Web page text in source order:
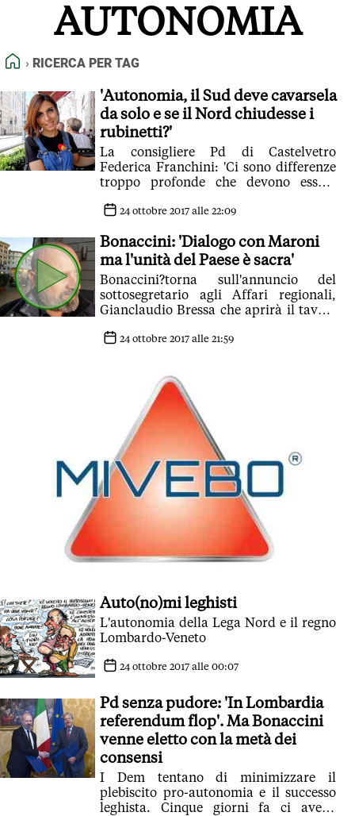
FEED RSS
NORMATIVE DEONTOLOGICHE
TERMINI e CONDIZIONI
AUTONOMIA
HOME
RICERCA PER TAG
'Autonomia, il Sud deve cavarsela
da solo e se il Nord chiudesse i
rubinetti?'
La consigliere Pd di Castelvetro
Federica Franchini: 'Ci sono differenze
troppo profonde che devono essere
grande opportunità per capire i propri
24 ottobre 2017 alle 22:09
Bonaccini: 'Dialogo con Maroni
ma l'unità del Paese è sacra'
Bonaccini?torna sull'annuncio del
sottosegretario agli Affari regionali,
Gianclaudio Bressa che aprirà il tavolo
alla Lombardia di completare il
24 ottobre 2017 alle 21:59
Auto(no)mi leghisti
L'autonomia della Lega Nord e il regno
Lombardo-Veneto
24 ottobre 2017 alle 00:07
Pd senza pudore: 'In Lombardia
referendum flop'. Ma Bonaccini
venne eletto con la metà dei
consensi
I Dem tentano di minimizzare il
plebiscito pro-autonomia e il successo
leghista. Cinque giorni fa ci aveva